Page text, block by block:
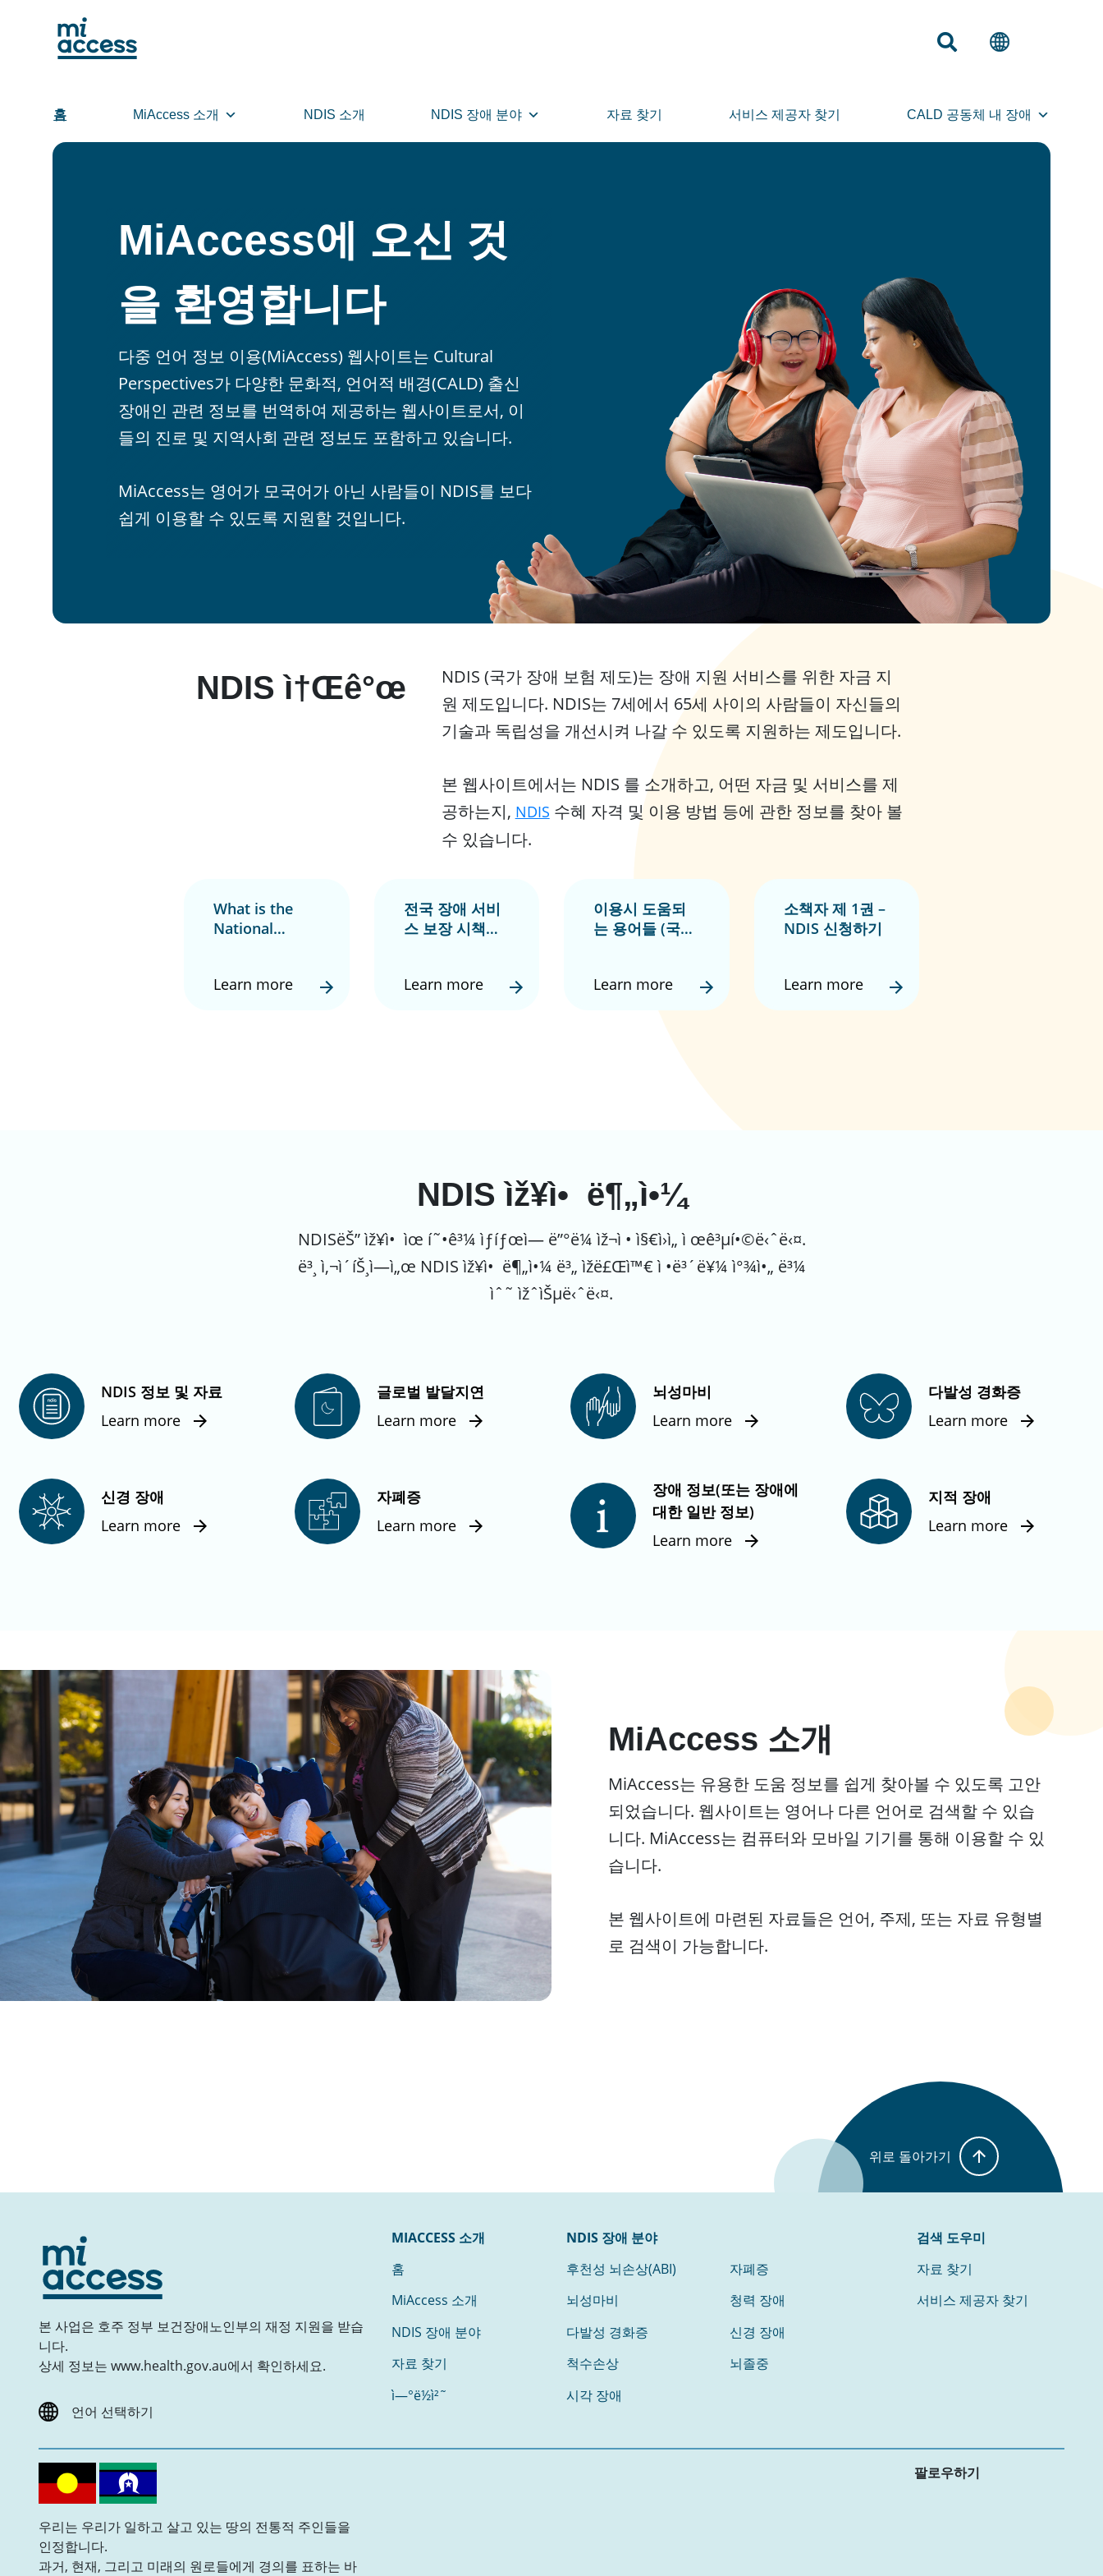
홈 MiAccess 소개 NDIS 소개 NDIS 장애 분야 자료 찾기 서비스 제공자 찾기 CALD 공동체 내 장애
MiAccess에 오신 것
을 환영합니다
다중 언어 정보 이용(MiAccess) 웹사이트는 Cultural
Perspectives가 다양한 문화적, 언어적 배경(CALD) 출신
장애인 관련 정보를 번역하여 제공하는 웹사이트로서, 이
들의 진로 및 지역사회 관련 정보도 포함하고 있습니다.
MiAccess는 영어가 모국어가 아닌 사람들이 NDIS를 보다
쉽게 이용할 수 있도록 지원할 것입니다.
NDIS ì†Œê°œ
NDIS (국가 장애 보험 제도)는 장애 지원 서비스를 위한 자금 지
원 제도입니다. NDIS는 7세에서 65세 사이의 사람들이 자신들의
기술과 독립성을 개선시켜 나갈 수 있도록 지원하는 제도입니다.
본 웹사이트에서는 NDIS 를 소개하고, 어떤 자금 및 서비스를 제
공하는지, NDIS 수혜 자격 및 이용 방법 등에 관한 정보를 찾아 볼
수 있습니다.
What is the
National
Scheme (NDIS)
Learn more
전국 장애 서비
스 보장 시책
Insurance
Learn more
이용시 도움되
는 용어들 (국가
Disability
Learn more
소책자 제 1권 –
NDIS 신청하기
Learn more
NDIS ìž¥ì• ë¶„ì•¼
NDISëŠ” ìž¥ì• ìœ í˜•ê³¼ ìƒíƒœì— ë”°ë¼ ìž¬ì • ì§€ì›ì„ ì œê³µí•©ë‹ˆë‹¤.
ë³¸ ì‚¬ì´íŠ¸ì—ì„œ NDIS ìž¥ì• ë¶„ì•¼ ë³„ ìžë£Œì™€ ì •ë³´ë¥¼ ì°¾ì•„ ë³¼
ìˆ˜ ìžˆìŠµë‹ˆë‹¤.
NDIS 정보 및 자료
Learn more
글로벌 발달지연
Learn more
뇌성마비
Learn more
다발성 경화증
Learn more
신경 장애
Learn more
자폐증
Learn more
장애 정보(또는 장애에
대한 일반 정보)
Learn more
지적 장애
Learn more
MiAccess 소개
MiAccess는 유용한 도움 정보를 쉽게 찾아볼 수 있도록 고안
되었습니다. 웹사이트는 영어나 다른 언어로 검색할 수 있습
니다. MiAccess는 컴퓨터와 모바일 기기를 통해 이용할 수 있
습니다.
본 웹사이트에 마련된 자료들은 언어, 주제, 또는 자료 유형별
로 검색이 가능합니다.
위로 돌아가기
본 사업은 호주 정부 보건장애노인부의 재정 지원을 받습
니다.
상세 정보는 www.health.gov.au에서 확인하세요.
언어 선택하기
MIACCESS 소개
홈
MiAccess 소개
NDIS 장애 분야
자료 찾기
ì—°ë½ì²˜
NDIS 장애 분야
후천성 뇌손상(ABI)
자폐증
뇌성마비
청력 장애
다발성 경화증
신경 장애
척수손상
뇌졸중
시각 장애
검색 도우미
자료 찾기
서비스 제공자 찾기
우리는 우리가 일하고 살고 있는 땅의 전통적 주인들을
인정합니다.
과거, 현재, 그리고 미래의 원로들에게 경의를 표하는 바
팔로우하기